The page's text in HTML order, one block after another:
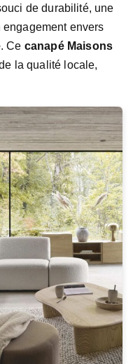
de durabilité, une
envers
. Ce canapé Maisons
la qualité locale,